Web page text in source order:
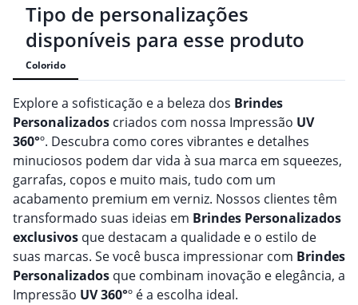
Tipo de personalizações
disponíveis para esse produto
Colorido
Explore a sofisticação e a beleza dos Brindes
Personalizados criados com nossa Impressão UV
360°º. Descubra como cores vibrantes e detalhes
minuciosos podem dar vida à sua marca em squeezes,
garrafas, copos e muito mais, tudo com um
acabamento premium em verniz. Nossos clientes têm
transformado suas ideias em Brindes Personalizados
exclusivos que destacam a qualidade e o estilo de
suas marcas. Se você busca impressionar com Brindes
Personalizados que combinam inovação e elegância, a
Impressão UV 360°º é a escolha ideal.